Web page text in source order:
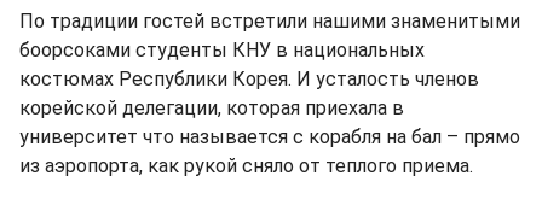
По традиции гостей встретили нашими знаменитыми
боорсоками студенты КНУ в национальных
костюмах Республики Корея. И усталость членов
корейской делегации, которая приехала в
университет что называется с корабля на бал – прямо
из аэропорта, как рукой сняло от теплого приема.